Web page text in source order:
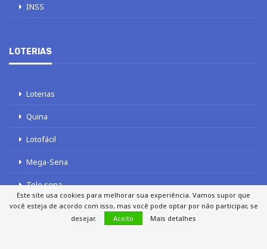
INSS
LOTERIAS
Loterias
Quina
Lotofácil
Mega-Sena
Tele sena
Este site usa cookies para melhorar sua experiência. Vamos supor que
você esteja de acordo com isso, mas você pode optar por não participar, se
desejar.
Aceito Mais detalhes